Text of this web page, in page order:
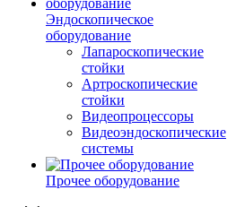
Эндоскопическое
оборудование
Лапароскопические
стойки
Артроскопические
стойки
Видеопроцессоры
Видеоэндоскопические
системы
Прочее оборудование